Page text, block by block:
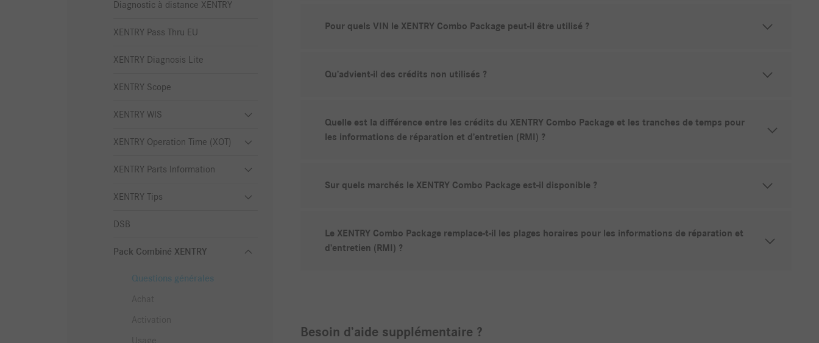
Diagnostic à distance XENTRY
XENTRY Pass Thru EU
XENTRY Diagnosis Lite
XENTRY Scope
XENTRY WIS
XENTRY Operation Time (XOT)
XENTRY Parts Information
XENTRY Tips
DSB
Pack Combiné XENTRY
Questions générales
Pour quels VIN le XENTRY Combo Package peut-il être utilisé ?
Qu’advient-il des crédits non utilisés ?
Quelle est la différence entre les crédits du XENTRY Combo Package et les tranches de temps pour
les informations de réparation et d’entretien (RMI) ?
Sur quels marchés le XENTRY Combo Package est-il disponible ?
Le XENTRY Combo Package remplace-t-il les plages horaires pour les informations de réparation et
d’entretien (RMI) ?
Besoin d’aide supplémentaire ?